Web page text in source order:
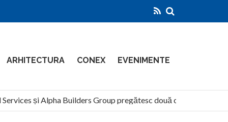
ARHITECTURA CONEX EVENIMENTE
și Alpha Builders Group pregătesc două clădiri de 14